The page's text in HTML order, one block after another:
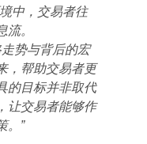
中，交易者往
。
势与背后的宏
，帮助交易者更
的目标并非取代
让交易者能够作
。”